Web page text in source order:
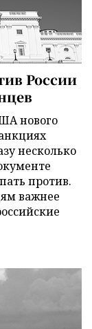
России
нового
несколько
против.
важнее